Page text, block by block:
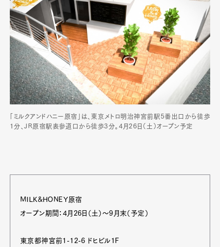
「ミルクアンドハニー原宿」は、東京メトロ明治神宮前駅5番出口から徒歩
1分、JR原宿駅表参道口から徒歩3分。4月26日（土）オープン予定
MILK&HONEY原宿
オープン期間：4月26日（土）～9月末（予定）
東京都神宮前1-12-6 ドヒビル1F